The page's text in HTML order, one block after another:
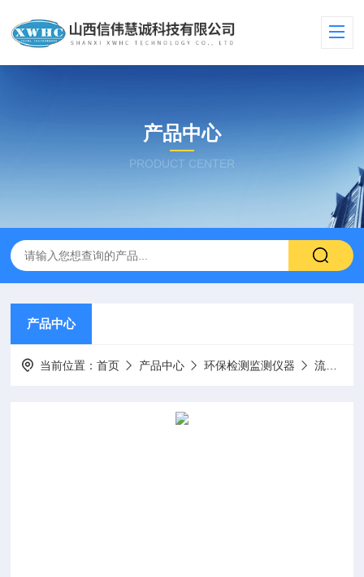
产品中心
PRODUCT CENTER
产品中心
当前位置：首页 产品中心 环保检测监测仪器 流速流量仪